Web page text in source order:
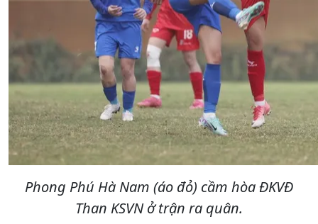
Phong Phú Hà Nam (áo đỏ) cầm hòa ĐKVĐ
Than KSVN ở trận ra quân.